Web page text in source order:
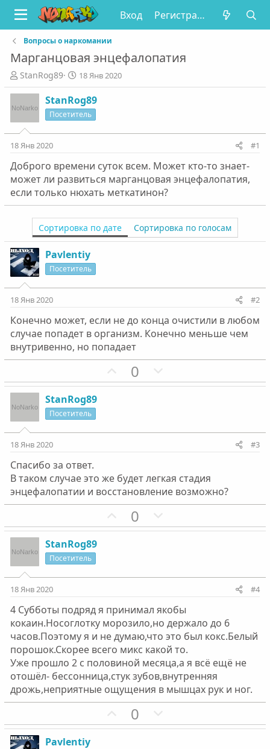
Вход Регистрация
Вопросы о наркомании
Марганцовая энцефалопатия
А
в
т
о
р
т
е
ы
StanRog89
Д
а
т
а
н
а
л
а
18 Янв 2020
StanRog89
Посетитель
18 Янв 2020 #1
Доброго времени суток всем. Может кто-то знает-
может ли развиться марганцовая энцефалопатия,
если только нюхать меткатинон?
Сортировка по дате Сортировка по голосам
Pavlentiy
Посетитель
18 Янв 2020 #2
Конечно может, если не до конца очистили в любом
случае попадет в организм. Конечно меньше чем
внутривенно, но попадает
П
о
т
н
ы
й
о
с
0
е
т
н
ы
й
о
с
StanRog89
Посетитель
18 Янв 2020 #3
Спасибо за ответ.
В таком случае это же будет легкая стадия
энцефалопатии и восстановление возможно?
П
о
т
н
ы
й
г
о
л
о
0
е
т
в
н
ы
й
г
о
л
о
StanRog89
Посетитель
18 Янв 2020 #4
4 Субботы подряд я принимал якобы
кокаин.Носоглотку морозило,но держало до 6
часов.Поэтому я и не думаю,что это был кокс.Белый
порошок.Скорее всего микс какой то.
Уже прошло 2 с половиной месяца,а я всё ещё не
отошёл- бессонница,стук зубов,внутренняя
дрожь,неприятные ощущения в мышцах рук и ног.
П
о
0
е
Pavlentiy